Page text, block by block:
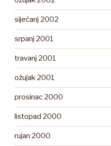
siječanj 2002
srpanj 2001
travanj 2001
ožujak 2001
prosinac 2000
listopad 2000
rujan 2000